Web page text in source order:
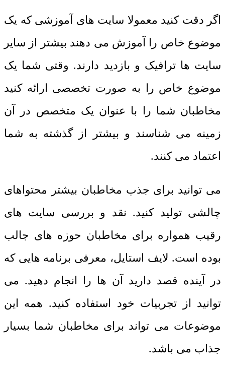
اگر دقت کنید معمولا سایت های آموزشی که یک
موضوع خاص را آموزش می دهند بیشتر از سایر
سایت ها ترافیک و بازدید دارند. وقتی شما یک
موضوع خاص را به صورت تخصصی ارائه کنید
مخاطبان شما را با عنوان یک متخصص در آن
زمینه می شناسند و بیشتر از گذشته به شما
اعتماد می کنند.
می توانید برای جذب مخاطبان بیشتر محتواهای
چالشی تولید کنید. نقد و بررسی سایت های
رقیب همواره برای مخاطبان حوزه های جالب
بوده است. لایف استایل، معرفی برنامه هایی که
در آینده قصد دارید آن ها را انجام دهید. می
توانید از تجربیات خود استفاده کنید. همه این
موضوعات می تواند برای مخاطبان شما بسیار
جذاب می باشد.